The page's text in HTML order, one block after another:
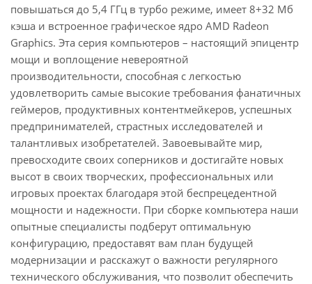
повышаться до 5,4 ГГц в турбо режиме, имеет 8+32 Мб
кэша и встроенное графическое ядро AMD Radeon
Graphics. Эта серия компьютеров – настоящий эпицентр
мощи и воплощение невероятной
производительности, способная с легкостью
удовлетворить самые высокие требования фанатичных
геймеров, продуктивных контентмейкеров, успешных
предпринимателей, страстных исследователей и
талантливых изобретателей. Завоевывайте мир,
превосходите своих соперников и достигайте новых
высот в своих творческих, профессиональных или
игровых проектах благодаря этой беспрецедентной
мощности и надежности. При сборке компьютера наши
опытные специалисты подберут оптимальную
конфигурацию, предоставят вам план будущей
модернизации и расскажут о важности регулярного
технического обслуживания, что позволит обеспечить